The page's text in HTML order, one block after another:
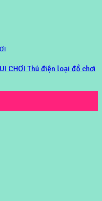
CHƠI Thú điện loại đồ chơi